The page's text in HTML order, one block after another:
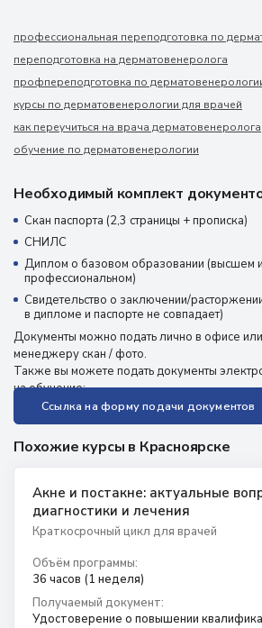
профессиональная переподготовка по
переподготовка на дерматовенеролога
профпереподготовка по
курсы по дерматовенерологии для врачей
как переучиться на врача дерматовенеролога
обучение по дерматовенерологии
Необходимый комплект
Скан паспорта (2,3 страницы + прописка)
СНИЛС
Диплом о базовом образовании (высшем
профессиональном)
Свидетельство о заключении/
в дипломе и паспорте не совпадает)
Документы можно подать лично в офисе
менеджеру скан / фото.
Также вы можете подать документы
на обучение:
Ссылка на форму подачи документов
Похожие курсы в Красноярске
Акне и постакне: актуальные
диагностики и лечения
Краткосрочный цикл для врачей
Объём программы:
36 часов (1 неделя)
Получаемый документ:
Удостоверение о повышении